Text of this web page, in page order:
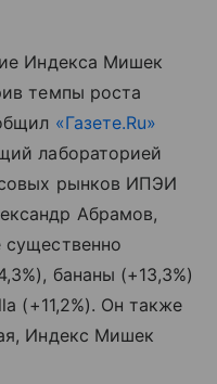
Индекса Мишек
темпы роста
«Газете.Ru»
лабораторией
рынков ИПЭИ
Абрамов,
существенно
бананы (+13,3%)
(+11,2%). Он также
Индекс Мишек